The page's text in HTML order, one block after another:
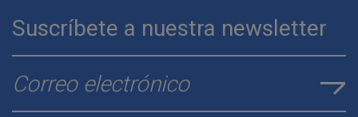
Suscríbete a nuestra newsletter